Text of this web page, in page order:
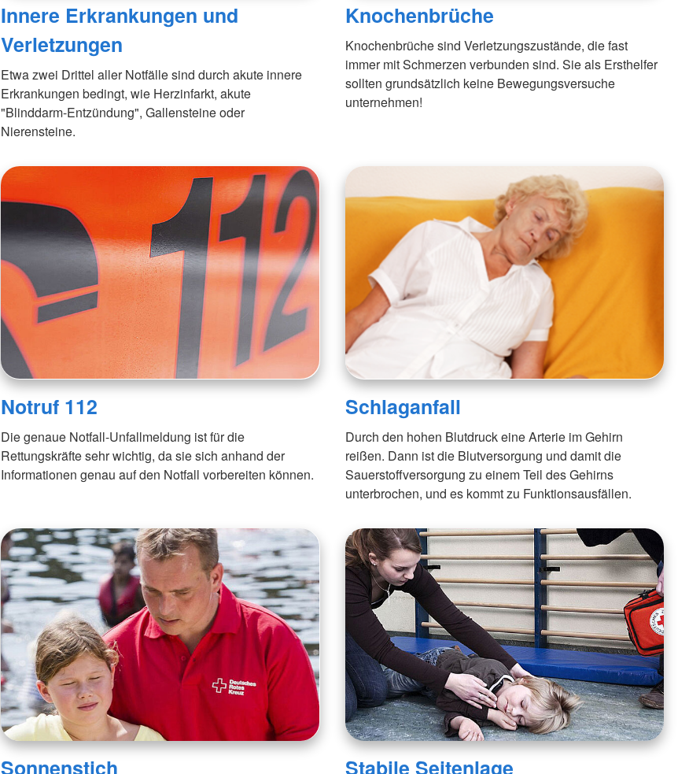
Innere Erkrankungen und
Verletzungen
Etwa zwei Drittel aller Notfälle sind durch akute innere
Erkrankungen bedingt, wie Herzinfarkt, akute
"Blinddarm-Entzündung", Gallensteine oder
Nierensteine.
Knochenbrüche
Knochenbrüche sind Verletzungszustände, die fast
immer mit Schmerzen verbunden sind. Sie als Ersthelfer
sollten grundsätzlich keine Bewegungsversuche
unternehmen!
Notruf 112
Die genaue Notfall-Unfallmeldung ist für die
Rettungskräfte sehr wichtig, da sie sich anhand der
Informationen genau auf den Notfall vorbereiten können.
Schlaganfall
Durch den hohen Blutdruck eine Arterie im Gehirn
reißen. Dann ist die Blutversorgung und damit die
Sauerstoffversorgung zu einem Teil des Gehirns
unterbrochen, und es kommt zu Funktionsausfällen.
Sonnenstich Stabile Seitenlage